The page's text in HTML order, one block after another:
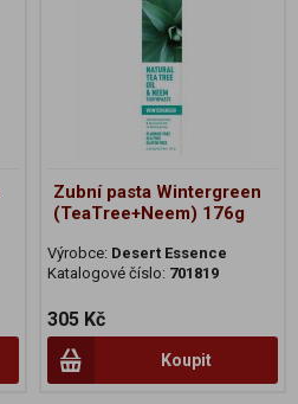
Zubní pasta Wintergreen
(TeaTree+Neem) 176g
Výrobce: Desert Essence
Katalogové číslo: 701819
305 Kč
Koupit